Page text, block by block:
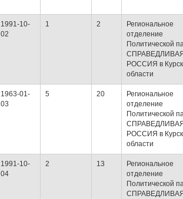
1991-10-
02
1 2
Региональное
отделение
Политической
РОССИЯ в
области
1963-01-
03
5 20
Региональное
отделение
Политической
РОССИЯ в
области
1991-10-
04
2 13
Региональное
отделение
Политической